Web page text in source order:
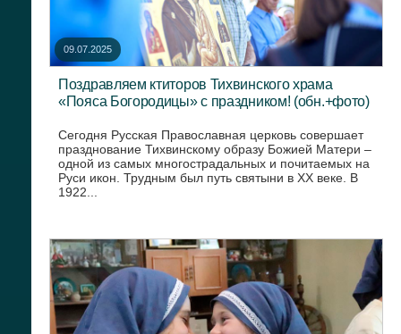
09.07.2025
Поздравляем ктиторов Тихвинского храма
«Пояса Богородицы» с праздником! (обн.+фото)
Сегодня Русская Православная церковь совершает
празднование Тихвинскому образу Божией Матери –
одной из самых многострадальных и почитаемых на
Руси икон. Трудным был путь святыни в XX веке. В
1922...